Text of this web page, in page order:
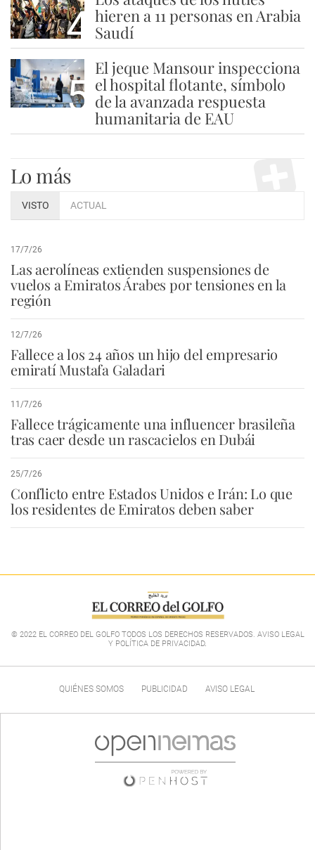
4 hieren a 11 personas en Arabia
Saudí
5
El jeque Mansour inspecciona
el hospital flotante, símbolo
de la avanzada respuesta
humanitaria de EAU
Lo más
VISTO ACTUAL
17/7/26
Las aerolíneas extienden suspensiones de
vuelos a Emiratos Árabes por tensiones en la
región
12/7/26
Fallece a los 24 años un hijo del empresario
emiratí Mustafa Galadari
11/7/26
Fallece trágicamente una influencer brasileña
tras caer desde un rascacielos en Dubái
25/7/26
Conflicto entre Estados Unidos e Irán: Lo que
los residentes de Emiratos deben saber
© 2022 EL CORREO DEL GOLFO TODOS LOS DERECHOS RESERVADOS. AVISO LEGAL
Y POLÍTICA DE PRIVACIDAD.
QUIÉNES SOMOS PUBLICIDAD AVISO LEGAL